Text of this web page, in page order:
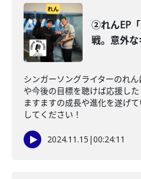
②れんEP
戦。意外な
シンガーソングライターのれ
や今後の目標を聴けば応援し
ますますの成長や進化を遂げ
してください！
2024.11.15 |00:24:11